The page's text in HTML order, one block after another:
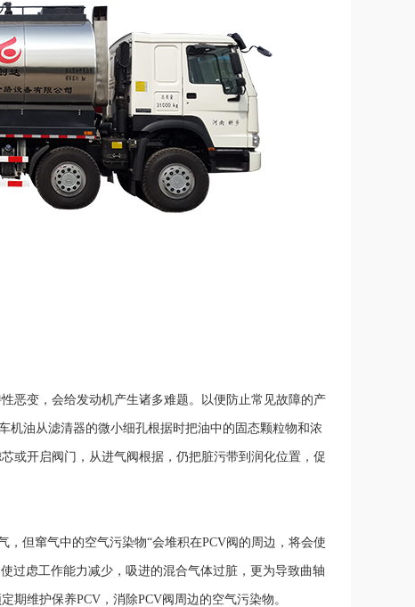
恶变，会给发动机产生诸多难题。以便防止常见故障的产
机油从滤清器的微小细孔根据时把油中的固态颗粒物和浓
或开启阀门，从进气阀根据，仍把脏污带到润化位置，促
但窜气中的空气污染物“会堆积在PCV阀的周边，将会使
过虑工作能力减少，吸进的混合气体过脏，更为导致曲轴
维护保养PCV，消除PCV阀周边的空气污染物。